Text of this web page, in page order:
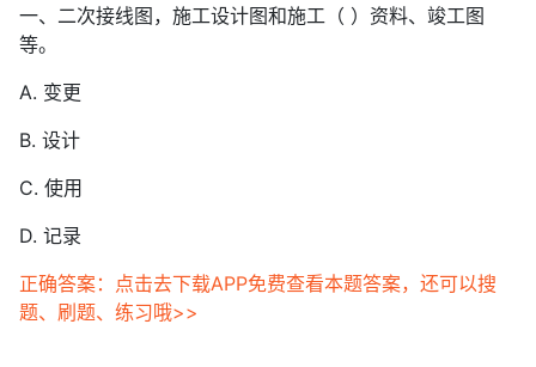
一、二次接线图，施工设计图和施工（ ）资料、竣工图
等。
A. 变更
B. 设计
C. 使用
D. 记录
正确答案：点击去下载APP免费查看本题答案，还可以搜
题、刷题、练习哦>>